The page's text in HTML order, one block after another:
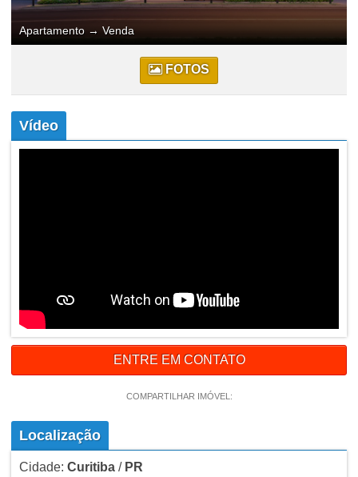
Apartamento → Venda
FOTOS
Vídeo
ENTRE EM CONTATO
COMPARTILHAR IMÓVEL:
Localização
Cidade: Curitiba/ PR